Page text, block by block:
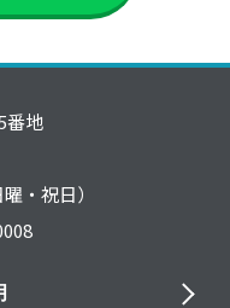
番地
・祝日）